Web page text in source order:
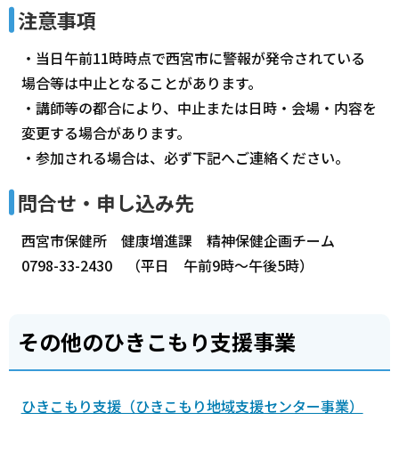
注意事項
・当日午前11時時点で西宮市に警報が発令されている
場合等は中止となることがあります。
・講師等の都合により、中止または日時・会場・内容を
変更する場合があります。
・参加される場合は、必ず下記へご連絡ください。
問合せ・申し込み先
西宮市保健所 健康増進課 精神保健企画チーム
0798-33-2430 （平日 午前9時～午後5時）
その他のひきこもり支援事業
ひきこもり支援（ひきこもり地域支援センター事業）